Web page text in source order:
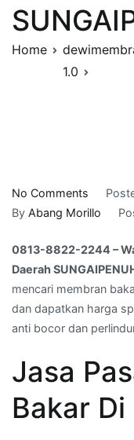
Home
1.0
No Comments
0813-
2244
–
Wa
Kami
anti
di
By Abang Morillo
0813-8822-2244 –
Daerah
mencari membran
dan dapatkan harga
anti bocor dan
Jasa
Bakar